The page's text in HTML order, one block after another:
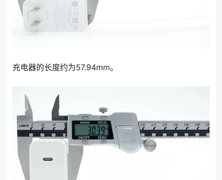
充电器的长度约为57.94mm。